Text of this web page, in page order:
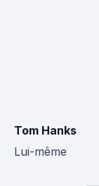
Tom Hanks
Lui-même